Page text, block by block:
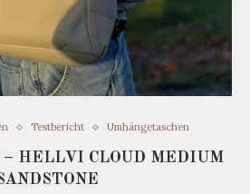
Testbericht Umhängetaschen
– HELLVI CLOUD MEDIUM